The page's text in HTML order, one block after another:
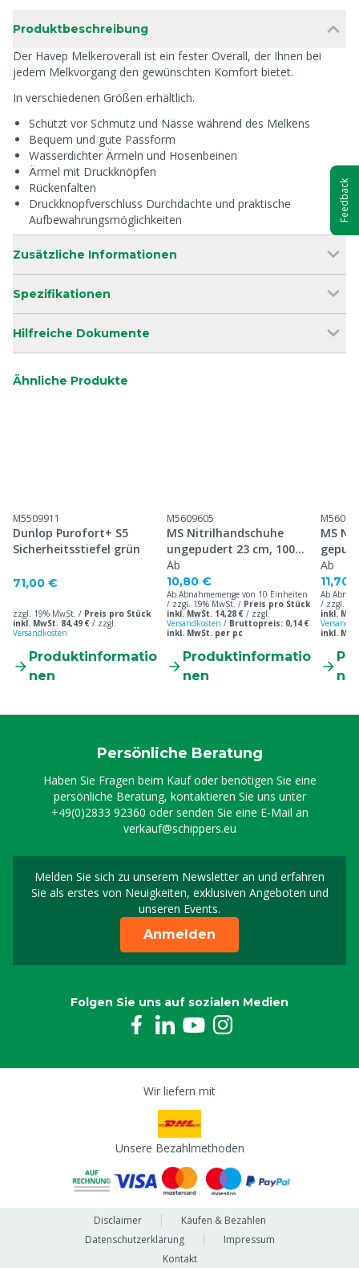
Produktbeschreibung
Der Havep Melkeroverall ist ein fester Overall, der Ihnen bei
jedem Melkvorgang den gewünschten Komfort bietet.
In verschiedenen Größen erhältlich.
Schützt vor Schmutz und Nässe während des Melkens
Bequem und gute Passform
Wasserdichter Ärmeln und Hosenbeinen
Ärmel mit Druckknöpfen
Rückenfalten
Druckknopfverschluss Durchdachte und praktische
Aufbewahrungsmöglichkeiten
Zusätzliche Informationen
Spezifikationen
Hilfreiche Dokumente
Ähnliche Produkte
M5509911
Dunlop Purofort+ S5
Sicherheitsstiefel grün
71,00 €
zzgl. 19% MwSt. / Preis pro Stück
inkl. MwSt. 84,49 € / zzgl.
Versandkosten
Produktinformatio
nen
M5609605
MS Nitrilhandschuhe
ungepudert 23 cm, 100
Stück
Ab
10,80 €
Ab Abnahmemenge von 10 Einheiten
/ zzgl. 19% MwSt. / Preis pro Stück
inkl. MwSt. 14,28 € / zzgl.
Versandkosten / Bruttopreis: 0,14 €
inkl. MwSt. per pc
Produktinformatio
nen
MS
Stück
Ab
11,70
Ab
/ zzgl.
inkl.
inkl.
Persönliche Beratung
Haben Sie Fragen beim Kauf oder benötigen Sie eine
persönliche Beratung, kontaktieren Sie uns unter
+49(0)2833 92360 oder senden Sie eine E-Mail an
verkauf@schippers.eu
Melden Sie sich zu unserem Newsletter an und erfahren
Sie als erstes von Neuigkeiten, exklusiven Angeboten und
unseren Events.
Melden Sie sich für
Anmelden
Folgen Sie uns auf sozialen Medien
Wir liefern mit
Unsere Bezahlmethoden
Disclaimer
Kaufen & Bezahlen
Datenschutzerklärung
Impressum
Kontakt
Feedback